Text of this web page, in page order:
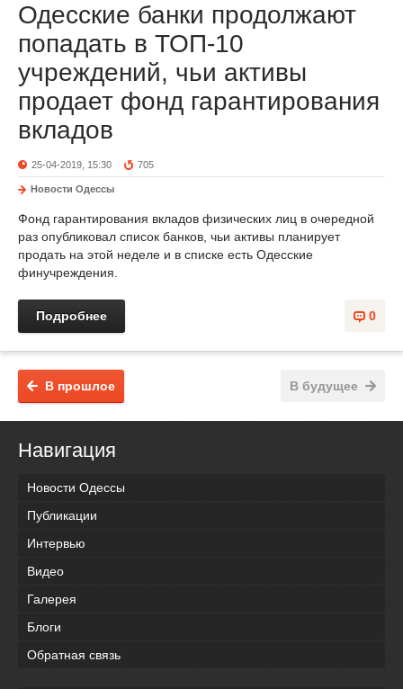
Одесские банки продолжают
попадать в ТОП-10
учреждений, чьи активы
продает фонд гарантирования
вкладов
25-04-2019, 15:30 705
Новости Одессы
Фонд гарантирования вкладов физических лиц в очередной
раз опубликовал список банков, чьи активы планирует
продать на этой неделе и в списке есть Одесские
финучреждения.
0
Подробнее
В будущее
В прошлое
Навигация
Новости Одессы
Публикации
Интервью
Видео
Галерея
Блоги
Обратная связь